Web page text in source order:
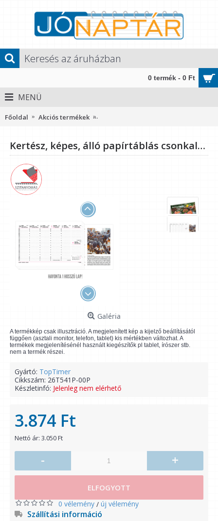
0 termék - 0 Ft
MENÜ
Főoldal Akciós termékek
Kertész, képes, álló papírtáblás csonkalapos asztali naptár T054, Fehér
Galéria
A termékkép csak illusztráció. A megjelenített kép a kijelző beállításától
függően (asztali monitor, telefon, tablet) kis mértékben változhat. A
termékek megjelenítésénél használt kiegészítők pl tablet, írószer stb.
nem a termék részei.
Gyártó: TopTimer
Cikkszám: 26T541P-00P
Készletinfó: Jelenleg nem elérhető
3.874 Ft
Nettó ár: 3.050 Ft
- +
ELFOGYOTT
0 vélemény / új vélemény
Szállítási információ